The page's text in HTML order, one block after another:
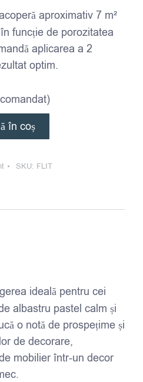
aproximativ 7 m²
funcție de porozitatea
aplicarea a 2
optim.
în coș
SKU: FLIT
ideală pentru cei
albastru pastel calm și
o notă de prospețime și
de decorare,
mobilier într-un decor